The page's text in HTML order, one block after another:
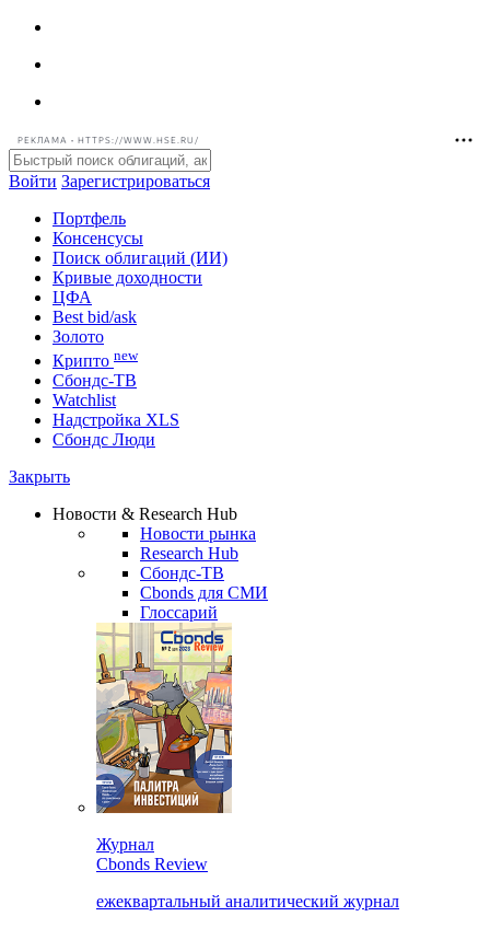
РЕКЛАМА • HTTPS://WWW.HSE.RU/
Войти Зарегистрироваться
Портфель
Консенсусы
Поиск облигаций (ИИ)
Кривые доходности
ЦФА
Best bid/ask
Золото
Крипто new
Сбондс-ТВ
Watchlist
Надстройка XLS
Сбондс Люди
Закрыть
Новости & Research Hub
Новости рынка
Research Hub
Сбондс-ТВ
Cbonds для СМИ
Глоссарий
Журнал
Cbonds Review
ежеквартальный аналитический журнал